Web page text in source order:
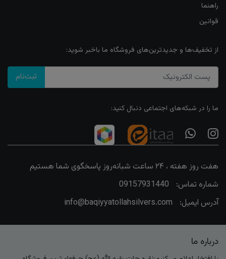
راهنما
قوانین
از تخفیف‌ها و جدیدترین‌های فروشگاه ما باخبر شوید:
ثبت‌نام
ما را در شبکه‌های اجتماعی دنبال کنید:
هفت روز هفته ، ۲۴ ساعت شبانه‌روز پاسخگوی شما هستیم
شماره تماس:
09157931440
آدرس ایمیل:
info@baqiyyatollahsilvers.com
درباره ما